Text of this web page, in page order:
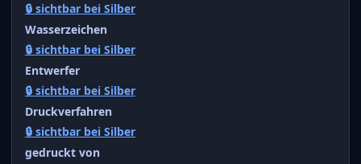
🔒 sichtbar bei Silber
Wasserzeichen
🔒 sichtbar bei Silber
Entwerfer
🔒 sichtbar bei Silber
Druckverfahren
🔒 sichtbar bei Silber
gedruckt von